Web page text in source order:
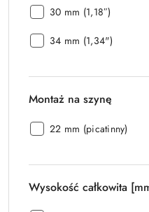
Średnica
[mm]:
30 mm (1,18″)
Średnica
34 mm (1,34")
Montaż na szynę
Montaż
22 mm (picatinny)
Wysokość całkowita